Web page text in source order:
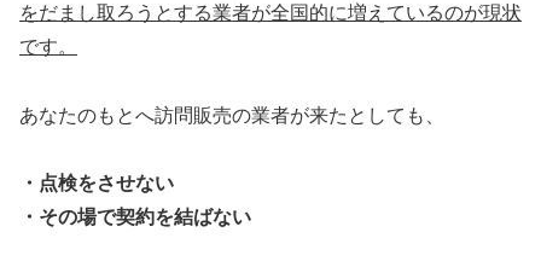
をだまし取ろうとする業者が全国的に増えているのが現状
です。
あなたのもとへ訪問販売の業者が来たとしても、
・点検をさせない
・その場で契約を結ばない